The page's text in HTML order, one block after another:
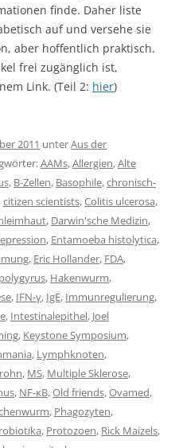
finde. Daher liste
auf und versehe sie
aber hoffentlich praktisch.
frei zugänglich ist,
Link. (Teil 2: hier)
2011 unterAus der
AAMs,Allergien,Alte
, B-Zellen, Basophile,chronisch-
,citizen scientists,Colitis ulcerosa,
, Darwin'sche Medizin,
, Entamoeba histolytica,
, Eric Hollander, FDA,
, Hakenwurm,
, IFN-γ, IgE, Immunregulierung,
, Intestinalepithel, Joel
, Keystone Symposium,
, Lymphknoten,
, MS, Multiple Sklerose,
, NF-κB,Old friends,Ovamed,
, Phagozyten,
, Protozoen, Rick Maizels,